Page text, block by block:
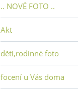
.. NOVÉ FOTO ..
Akt
děti,rodinné foto
focení u Vás doma